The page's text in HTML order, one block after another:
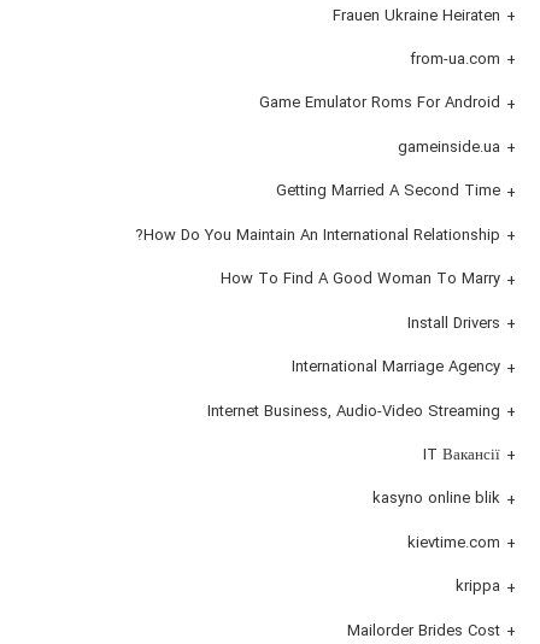
Frauen Ukraine Heiraten
from-ua.com
Game Emulator Roms For Android
gameinside.ua
Getting Married A Second Time
How Do You Maintain An International Relationship?
How To Find A Good Woman To Marry
Install Drivers
International Marriage Agency
Internet Business, Audio-Video Streaming
IT Вакансії
kasyno online blik
kievtime.com
krippa
Mailorder Brides Cost